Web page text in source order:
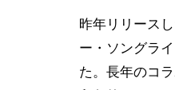
昨年リリース
ー・ソングライ
た。長年のコ